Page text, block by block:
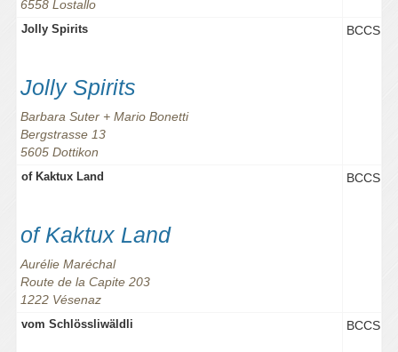
6558 Lostallo
Jolly Spirits
Jolly Spirits
Barbara Suter + Mario Bonetti
Bergstrasse 13
5605 Dottikon
BCCS
of Kaktux Land
of Kaktux Land
Aurélie Maréchal
Route de la Capite 203
1222 Vésenaz
BCCS
vom Schlössliwäldli BCCS